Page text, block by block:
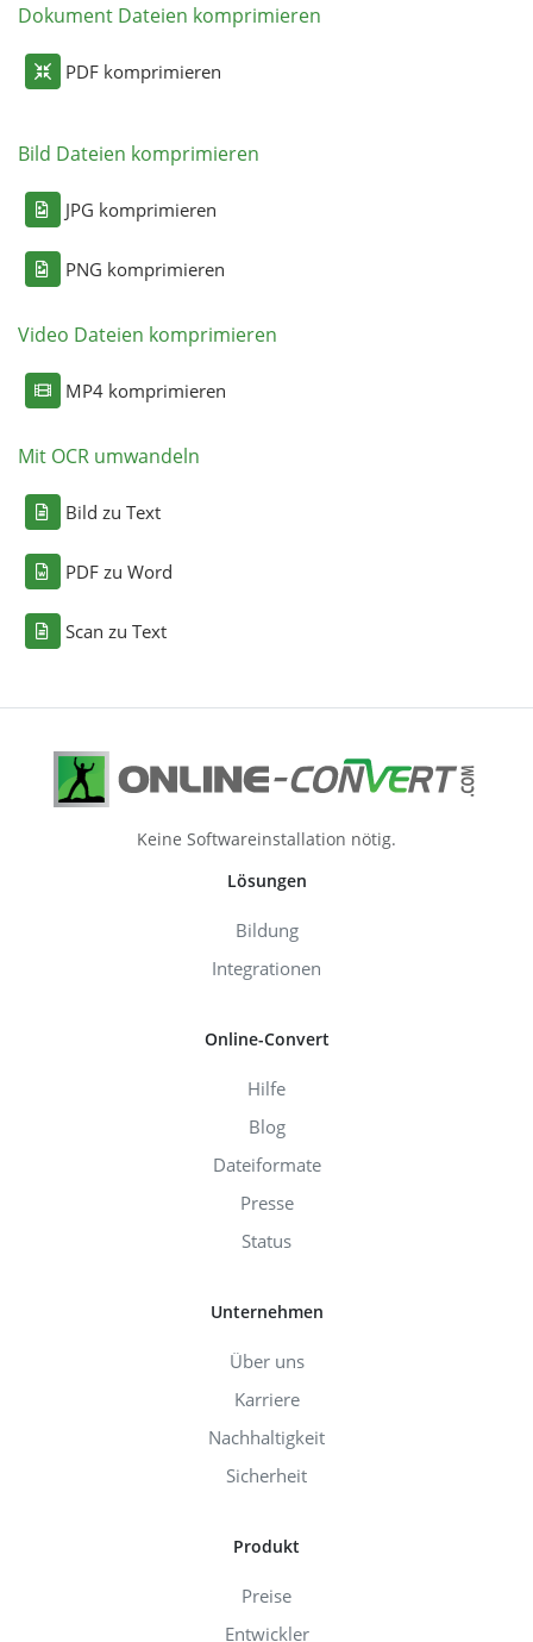
Dokument Dateien komprimieren
PDF komprimieren
Bild Dateien komprimieren
JPG komprimieren
PNG komprimieren
Video Dateien komprimieren
MP4 komprimieren
Mit OCR umwandeln
Bild zu Text
PDF zu Word
Scan zu Text
Keine Softwareinstallation nötig.
Lösungen
Bildung
Integrationen
Online-Convert
Hilfe
Blog
Dateiformate
Presse
Status
Unternehmen
Über uns
Karriere
Nachhaltigkeit
Sicherheit
Produkt
Preise
Entwickler